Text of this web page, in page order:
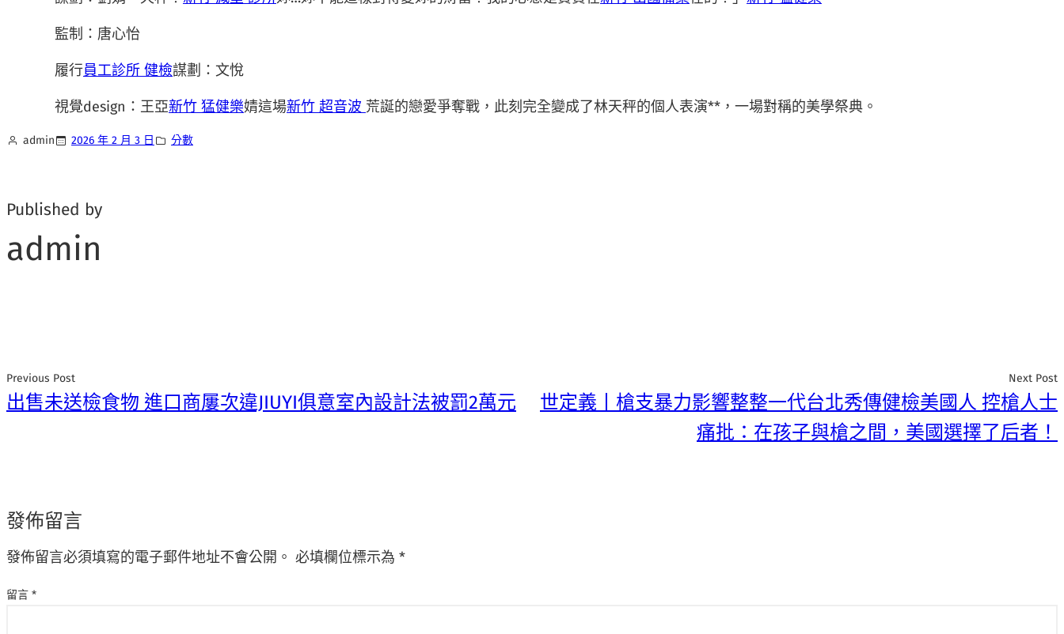
監制：唐心怡
履行員工診所 健檢謀劃：文悅
視覺design：王亞新竹 猛健樂婧這場新竹 超音波 荒誕的戀愛爭奪戰，此刻完全變成了林天秤的個人表演**，一場對稱的美學祭典。
admin 2026 年 2 月 3 日 分數
Published by
admin
Previous Post
出售未送檢食物 進口商屢次違JIUYI俱意室內設計法被罰2萬元
Next Post
世定義丨槍支暴力影響整整一代台北秀傳健檢美國人 控槍人士
痛批：在孩子與槍之間，美國選擇了后者！
發佈留言
發佈留言必須填寫的電子郵件地址不會公開。 必填欄位標示為 *
留言 *